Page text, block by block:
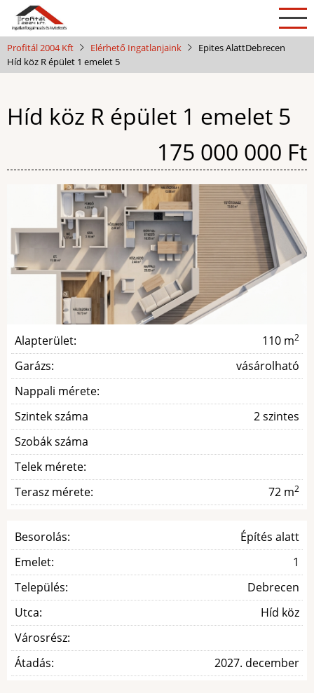
Ugrás
tartalomra
Profitál 2004 Kft Elérhető Ingatlanjaink Epites AlattDebrecen
Híd köz R épület 1 emelet 5
Híd köz R épület 1 emelet 5
175 000 000 Ft
Alapterület: 110 m2
Garázs:
vásárolható
Nappali mérete:
Szintek száma
2 szintes
Szobák száma
Telek mérete:
Terasz mérete:
72 m2
Besorolás:
Építés alatt
Emelet:
1
Település:
Debrecen
Utca:
Híd köz
Városrész:
Átadás:
2027. december